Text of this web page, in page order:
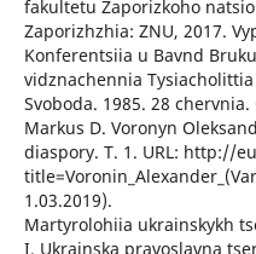
fakultetu Zaporizkoho
Zaporizhzhia: ZNU, 2017.
Konferentsiia u Bavnd
vidznachennia
Svoboda. 1985. 28 chervnia.
Markus D. Voronyn
diaspory. T. 1. URL: http://
1.03.2019).
Martyrolohiia ukrainskykh
I. Ukrainska pravoslavna